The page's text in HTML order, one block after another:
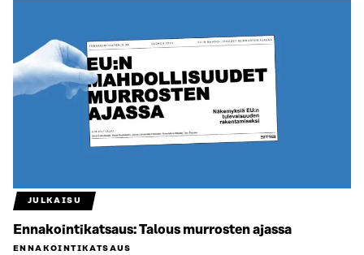
JULKAISU
Ennakointikatsaus: Talous murrosten ajassa
ENNAKOINTIKATSAUS